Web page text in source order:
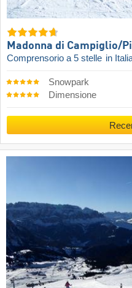
Madonna di Campiglio/​
Comprensorio a 5 stelle in
Snowpark
Dimensione